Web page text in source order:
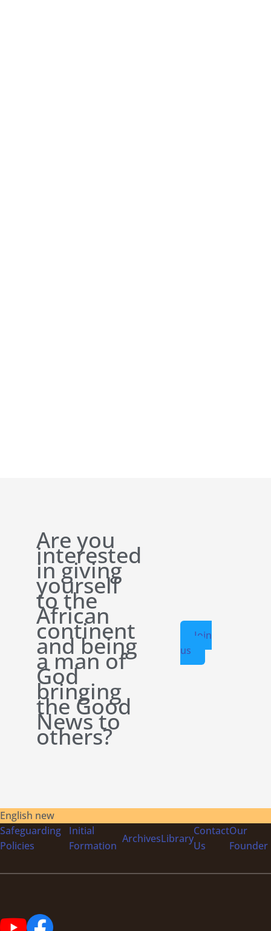
Are you
interested
in giving
yourself
to the
African
continent
and being
a man of
God
bringing
the Good
News to
others?
Join
us
English new
Safeguarding
Policies
Initial
Formation
ArchivesLibrary
Contact
Us
Our
Founder